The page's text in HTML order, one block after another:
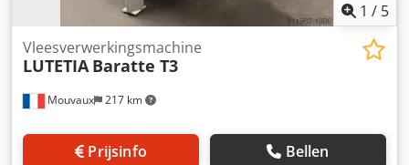
1 / 5
Mouvaux 217 km
Vleesverwerkingsmachine
LUTETIA Baratte T3
Prijsinfo Bellen